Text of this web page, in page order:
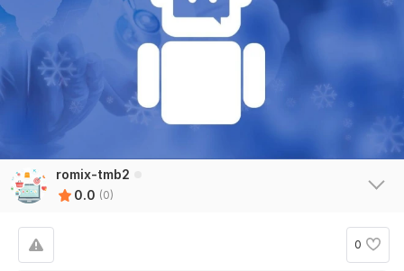
romix-tmb2
0.0 (0)
0